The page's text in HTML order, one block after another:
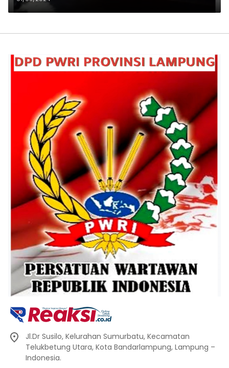
Ada Dalam Juknis
Jl.Dr Susilo, Kelurahan Sumurbatu, Kecamatan
Telukbetung Utara, Kota Bandarlampung, Lampung –
Indonesia.